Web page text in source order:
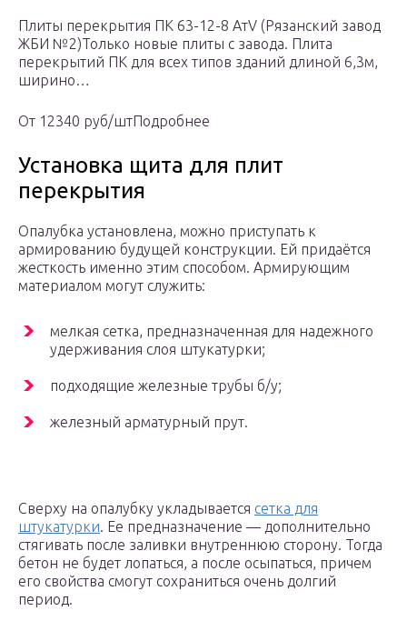
Плиты перекрытия ПК 63-12-8 AтV (Рязанский завод
ЖБИ №2)Только новые плиты с завода. Плита
перекрытий ПК для всех типов зданий длиной 6,3м,
ширино…
От 12340 руб/штПодробнее
Установка щита для плит
перекрытия
Опалубка установлена, можно приступать к
армированию будущей конструкции. Ей придаётся
жесткость именно этим способом. Армирующим
материалом могут служить:
мелкая сетка, предназначенная для надежного
удерживания слоя штукатурки;
подходящие железные трубы б/у;
железный арматурный прут.
Сверху на опалубку укладывается сетка для
штукатурки. Ее предназначение — дополнительно
стягивать после заливки внутреннюю сторону. Тогда
бетон не будет лопаться, а после осыпаться, причем
его свойства смогут сохраниться очень долгий
период.